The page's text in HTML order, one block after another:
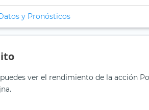
y Pronósticos
ver el rendimiento de la acción